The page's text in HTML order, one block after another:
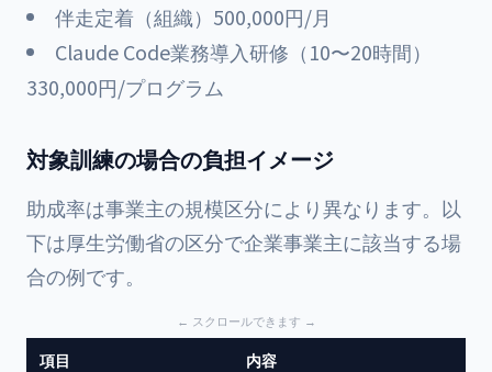
伴走定着（組織）500,000円/月
Claude Code業務導入研修（10〜20時間）
330,000円/プログラム
対象訓練の場合の負担イメージ
助成率は事業主の規模区分により異なります。以
下は厚生労働省の区分で企業事業主に該当する場
合の例です。
項目 内容